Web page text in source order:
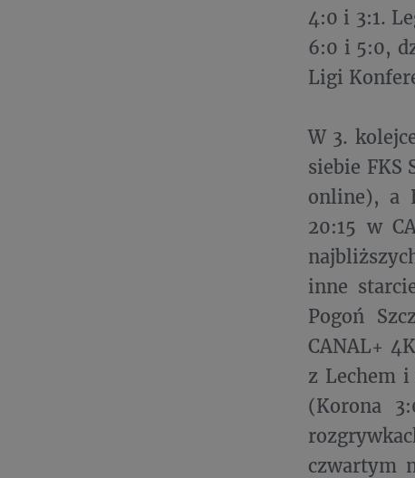
4:0 i 3:1.
6:0 i 5:0,
Ligi
W 3.
siebie FKS
online), a
20:15 w
inne
Pogoń
CANAL+
z Lechem
(Korona
czwartym